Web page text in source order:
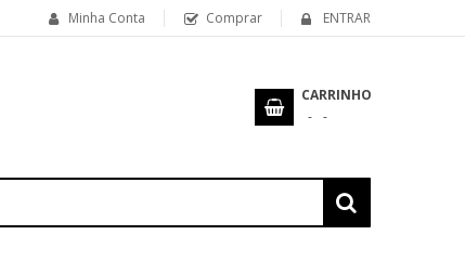
Minha Conta Comprar ENTRAR
CARRINHO